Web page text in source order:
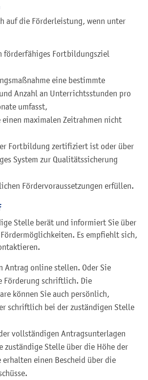
auf die Förderleistung, wenn unter
förderfähiges Fortbildungsziel
eine bestimmte
Anzahl an Unterrichtsstunden pro
umfasst,
einen maximalen Zeitrahmen nicht
Fortbildung zertifiziert ist oder über
System zur Qualitätssicherung
Fördervoraussetzungen erfüllen.
Stelle berät und informiert Sie über
Es empfiehlt sich,
Antrag online stellen. Oder Sie
Förderung schriftlich. Die
können Sie auch persönlich,
schriftlich bei der zuständigen Stelle
vollständigen Antragsunterlagen
zuständige Stelle über die Höhe der
erhalten einen Bescheid über die